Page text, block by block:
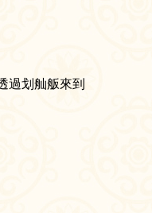
過划舢舨來到